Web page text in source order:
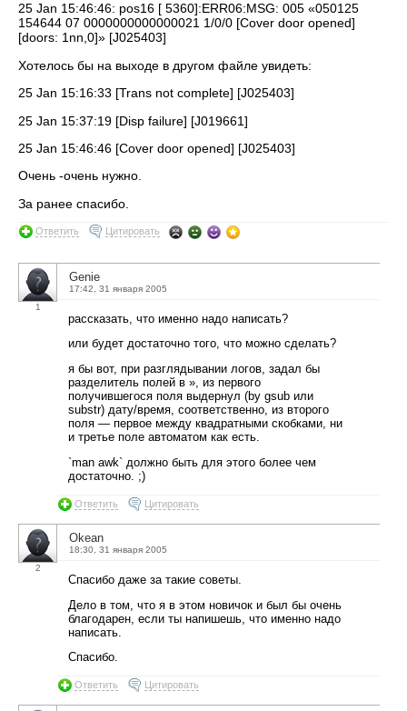
25 Jan 15:46:46: pos16 [ 5360]:ERR06:MSG: 005 «050125
154644 07 0000000000000021 1/0/0 [Cover door opened]
[doors: 1nn,0]» [J025403]
Хотелось бы на выходе в другом файле увидеть:
25 Jan 15:16:33 [Trans not complete] [J025403]
25 Jan 15:37:19 [Disp failure] [J019661]
25 Jan 15:46:46 [Cover door opened] [J025403]
Очень -очень нужно.
За ранее спасибо.
Ответить Цитировать
1
Genie
17:42, 31 января 2005
рассказать, что именно надо написать?
или будет достаточно того, что можно сделать?
я бы вот, при разглядывании логов, задал бы
разделитель полей в », из первого
получившегося поля выдернул (by gsub или
substr) дату/время, соответственно, из второго
поля — первое между квадратными скобками, ни
и третье поле автоматом как есть.
`man awk` должно быть для этого более чем
достаточно. ;)
Ответить Цитировать
2
Okean
18:30, 31 января 2005
Спасибо даже за такие советы.
Дело в том, что я в этом новичок и был бы очень
благодарен, если ты напишешь, что именно надо
написать.
Спасибо.
Ответить Цитировать